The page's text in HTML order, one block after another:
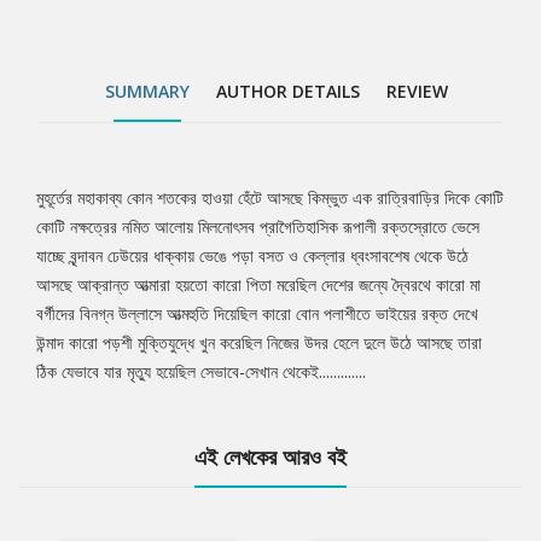
SUMMARY AUTHOR DETAILS REVIEW
Tab
Article
মুহূর্তের মহাকাব্য কোন শতকের হাওয়া হেঁটে আসছে কিম্ভুত এক রাত্রিবাড়ির দিকে কোটি
কোটি নক্ষত্রের নমিত আলোয় মিলনোৎসব প্রাগৈতিহাসিক রূপালী রক্তস্রোতে ভেসে
যাচ্ছে বৃন্দাবন ঢেউয়ের ধাক্কায় ভেঙে পড়া বসত ও কেল্লার ধ্বংসাবশেষ থেকে উঠে
আসছে আক্রান্ত আত্মারা হয়তো কারো পিতা মরেছিল দেশের জন্যে দ্বৈরথে কারো মা
বর্গীদের বিনগ্ন উল্লাসে আত্মহুতি দিয়েছিল কারো বোন পলাশীতে ভাইয়ের রক্ত দেখে
উন্মাদ কারো পড়শী মুক্তিযুদ্ধে খুন করেছিল নিজের উদর হেলে দুলে উঠে আসছে তারা
ঠিক যেভাবে যার মৃত্যু হয়েছিল সেভাবে-সেখান থেকেই.............
এই লেখকের আরও বই